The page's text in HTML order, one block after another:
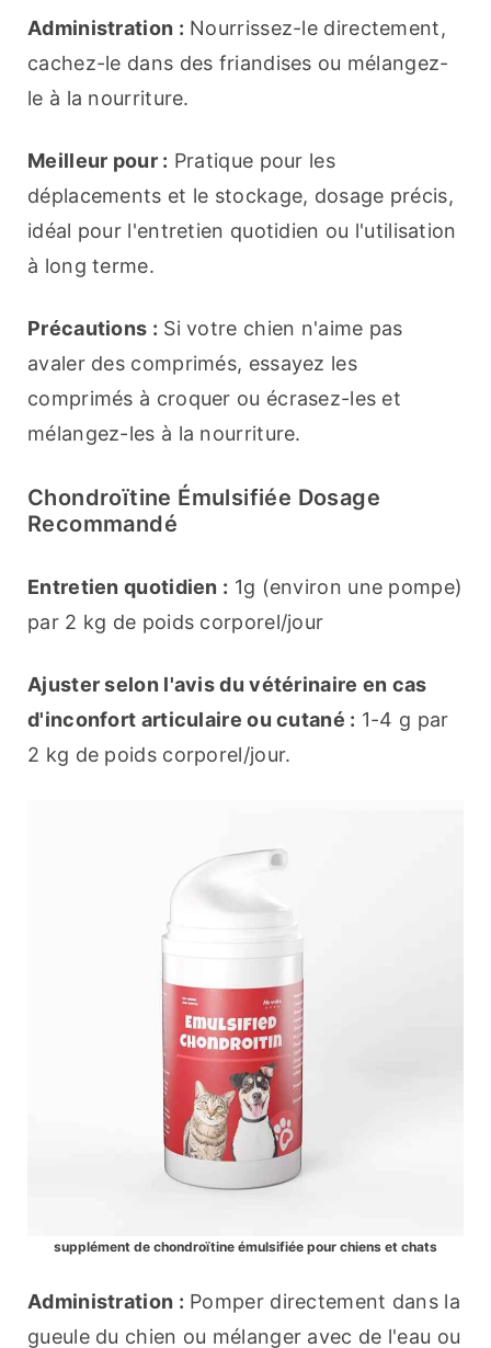
Administration : Nourrissez-le directement,
cachez-le dans des friandises ou mélangez-
le à la nourriture.
Meilleur pour : Pratique pour les
déplacements et le stockage, dosage précis,
idéal pour l'entretien quotidien ou l'utilisation
à long terme.
Précautions : Si votre chien n'aime pas
avaler des comprimés, essayez les
comprimés à croquer ou écrasez-les et
mélangez-les à la nourriture.
Chondroïtine Émulsifiée Dosage
Recommandé
Entretien quotidien : 1g (environ une pompe)
par 2 kg de poids corporel/jour
Ajuster selon l'avis du vétérinaire en cas
d'inconfort articulaire ou cutané : 1-4 g par
2 kg de poids corporel/jour.
supplément de chondroïtine émulsifiée pour chiens et chats
Administration : Pomper directement dans la
gueule du chien ou mélanger avec de l'eau ou